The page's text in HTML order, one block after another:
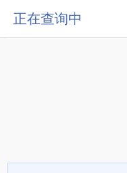
正在查询中